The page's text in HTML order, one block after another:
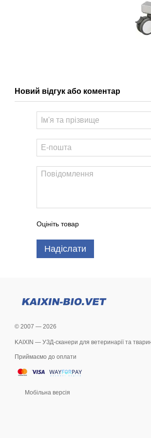
Новий відгук або коментар
Оцініть товар
Надіслати
© 2007 — 2026
KAIXIN — УЗД-сканери для ветеринарії та
Приймаємо до оплати
Мобільна версія